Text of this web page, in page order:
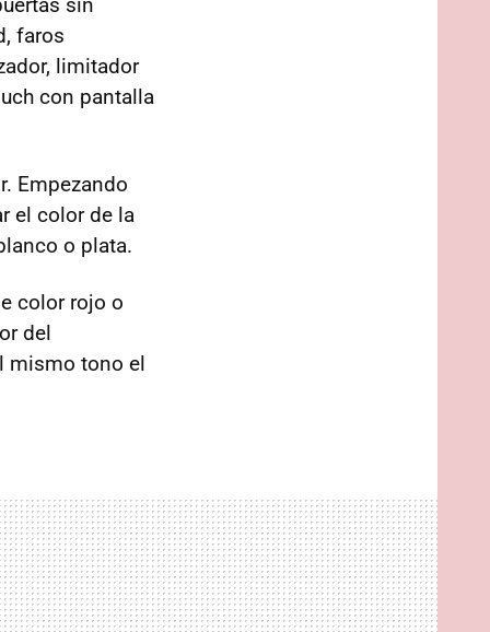
sin
faros
limitador
con pantalla
Empezando
el color de la
o plata.
color rojo o
del
mismo tono el